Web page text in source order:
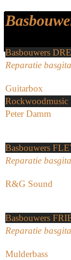
Basbouwers
Reparatie
Guitarbox
Rockwoodmusic
Peter Damm
Basbouwers
Reparatie
R&G Sound
Basbouwers
Reparatie
Mulderbass